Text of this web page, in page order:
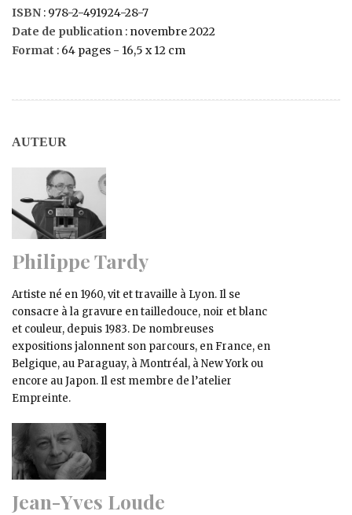
ISBN : 978-2-491924-28-7
Date de publication : novembre 2022
Format : 64 pages - 16,5 x 12 cm
AUTEUR
Philippe Tardy
Artiste né en 1960, vit et travaille à Lyon. Il se
consacre à la gravure en tailledouce, noir et blanc
et couleur, depuis 1983. De nombreuses
expositions jalonnent son parcours, en France, en
Belgique, au Paraguay, à Montréal, à New York ou
encore au Japon. Il est membre de l’atelier
Empreinte.
Jean-Yves Loude